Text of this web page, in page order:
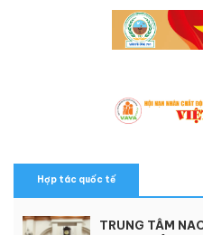
Hợp tác quốc tế
TRUNG TÂM